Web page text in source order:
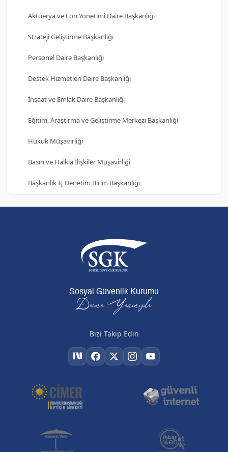
Aktüerya ve Fon Yönetimi Daire Başkanlığı
Strateji Geliştirme Başkanlığı
Personel Daire Başkanlığı
Destek Hizmetleri Daire Başkanlığı
İnşaat ve Emlak Daire Başkanlığı
Eğitim, Araştırma ve Geliştirme Merkezi Başkanlığı
Hukuk Müşavirliği
Basın ve Halkla İlişkiler Müşavirliği
Başkanlık İç Denetim Birim Başkanlığı
Sosyal Güvenlik Kurumu
Daima Yanınızda
Bizi Takip Edin